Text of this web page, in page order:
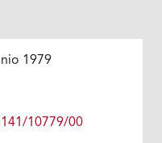
1979
10779/00